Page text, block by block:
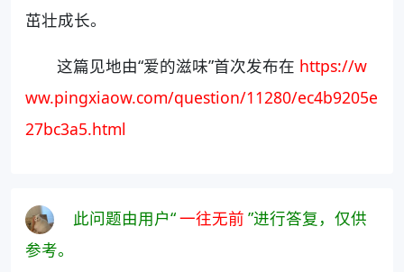
茁壮成长。
这篇见地由“爱的滋味”首次发布在 https://w
ww.pingxiaow.com/question/11280/ec4b9205e
27bc3a5.html
此问题由用户“一往无前 ”进行答复，仅供
参考。